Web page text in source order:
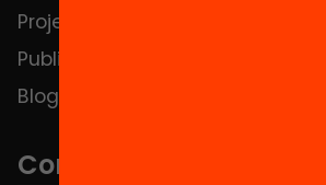
Projectes
Publicacions i vídeos
Blog
Contacte